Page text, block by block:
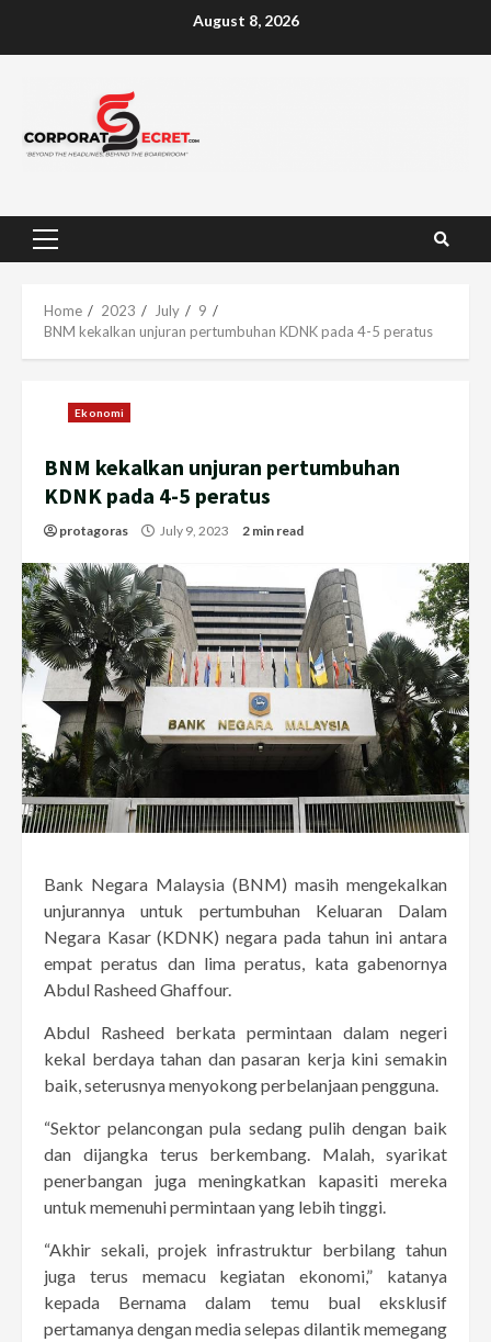
August 8, 2026
Primary
Home 2023 July
9
BNM kekalkan unjuran pertumbuhan KDNK pada 4-5 peratus
Ekonomi
BNM kekalkan unjuran pertumbuhan
KDNK pada 4-5 peratus
protagoras July 9, 2023 2 min read
Bank Negara Malaysia (BNM) masih mengekalkan
unjurannya untuk pertumbuhan Keluaran Dalam
Negara Kasar (KDNK) negara pada tahun ini antara
empat peratus dan lima peratus, kata gabenornya
Abdul Rasheed Ghaffour.
Abdul Rasheed berkata permintaan dalam negeri
kekal berdaya tahan dan pasaran kerja kini semakin
baik, seterusnya menyokong perbelanjaan pengguna.
“Sektor pelancongan pula sedang pulih dengan baik
dan dijangka terus berkembang. Malah, syarikat
penerbangan juga meningkatkan kapasiti mereka
untuk memenuhi permintaan yang lebih tinggi.
“Akhir sekali, projek infrastruktur berbilang tahun
juga terus memacu kegiatan ekonomi,” katanya
kepada Bernama dalam temu bual eksklusif
pertamanya dengan media selepas dilantik memegang